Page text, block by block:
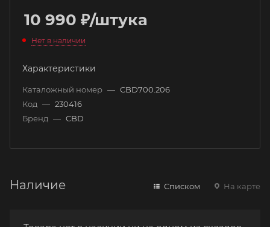
10 990 ₽/штука
Нет в наличии
Характеристики
Каталожный номер — CBD700.206
Код — 230416
Бренд — CBD
Наличие Списком На карте